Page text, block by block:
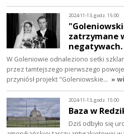
2024-11-13, godz. 15:00
zatrzymane
negatywach.
W Goleniowie odnaleziono setki
przez tamtejszego pierwszego
przyniósł projekt "Goleniowskie… »
2024-11-13, godz. 15:00
Baza w
Dziś odbyło się